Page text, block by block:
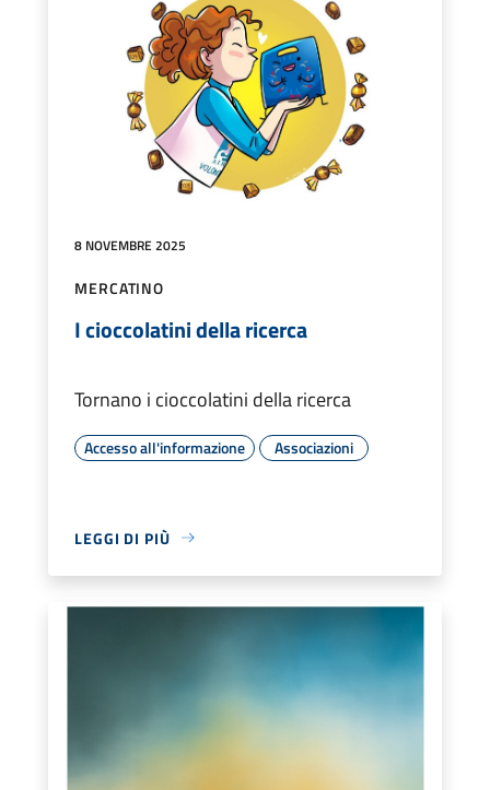
8 NOVEMBRE 2025
MERCATINO
I cioccolatini della ricerca
Tornano i cioccolatini della ricerca
Accesso all'informazione Associazioni
LEGGI DI PIÙ